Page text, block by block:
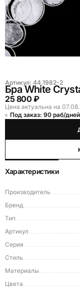
Артикул: 44.1982-2
Бра White
25 800 ₽
Цена актуальна на
Под заказ: 90 раб/дней
Характеристики
Производитель
Бренд
Тип
Артикул
Серия
Стиль
Материалы
Цвета